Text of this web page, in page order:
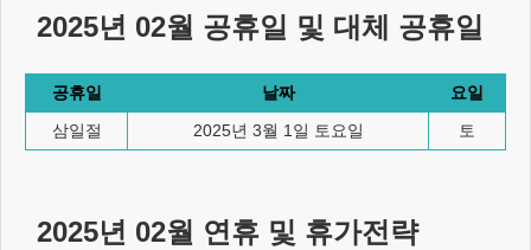
2025년 02월 공휴일 및 대체 공휴일
공휴일 날짜
요일
삼일절
2025년 3월 1일 토요일 토
2025년 02월 연휴 및 휴가전략